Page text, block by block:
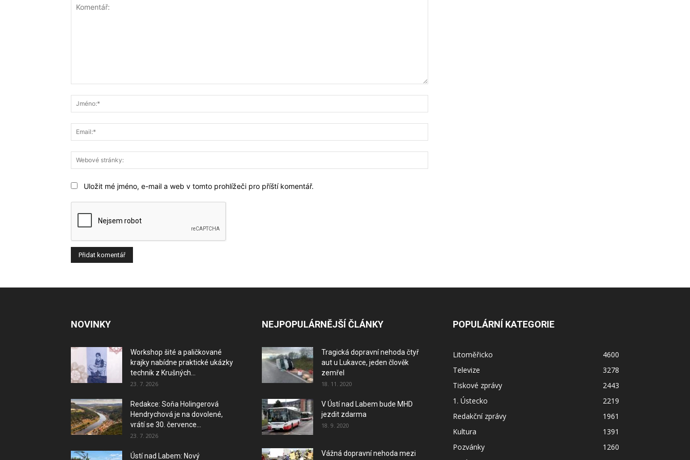
stránky:
Uložit mé jméno, e-mail a web v tomto prohlížeči pro příští komentář.
NOVINKY
Workshop šité a paličkované
krajky nabídne praktické ukázky
technik z Krušných...
23. 7. 2026
Redakce: Soňa Holingerová
Hendrychová je na dovolené,
vrátí se 30. července...
23. 7. 2026
Ústí nad Labem: Nový
NEJPOPULÁRNĚJŠÍ ČLÁNKY
Tragická dopravní nehoda čtyř
aut u Lukavce, jeden člověk
zemřel
18. 11. 2020
V Ústí nad Labem bude MHD
jezdit zdarma
18. 9. 2020
Vážná dopravní nehoda mezi
POPULÁRNÍ KATEGORIE
Litoměřicko
4600
Televize
3278
Tiskové zprávy
2443
1. Ústecko
2219
Redakční zprávy
1961
Kultura
1391
Pozvánky
1260